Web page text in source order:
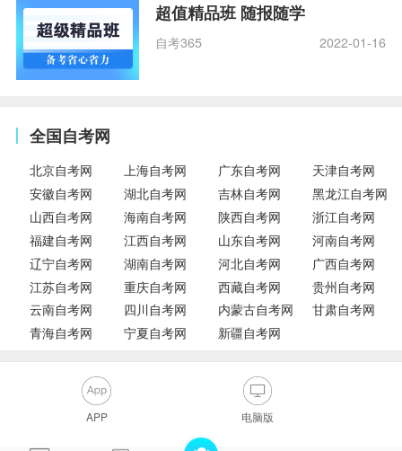
超值精品班 随报随学
自考365 2022-01-16
全国自考网
北京自考网 上海自考网 广东自考网
天津自考网
安徽自考网
湖北自考网 吉林自考网
黑龙江自考网
山西自考网
海南自考网 陕西自考网
浙江自考网
福建自考网
江西自考网 山东自考网
河南自考网
辽宁自考网
湖南自考网 河北自考网
广西自考网
江苏自考网
重庆自考网 西藏自考网
贵州自考网
云南自考网
四川自考网 内蒙古自考网
甘肃自考网
青海自考网
宁夏自考网 新疆自考网
APP 电脑版